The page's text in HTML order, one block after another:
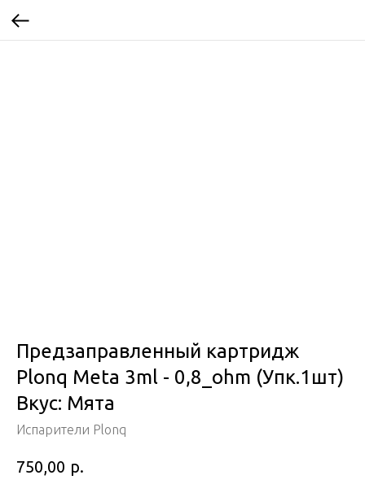
Предзаправленный картридж
Plonq Meta 3ml - 0,8_ohm (Упк.1шт)
Вкус: Мята
Испарители Plonq
750,00 р.